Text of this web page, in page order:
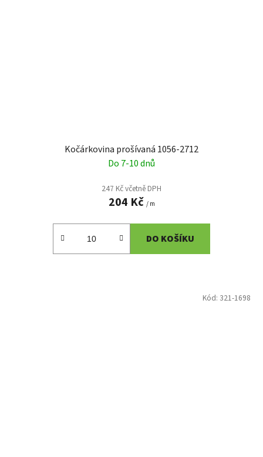
Kočárkovina prošívaná 1056-2712
Do 7-10 dnů
247 Kč včetně DPH
204 Kč / m
DO KOŠÍKU
Kód: 321-1698